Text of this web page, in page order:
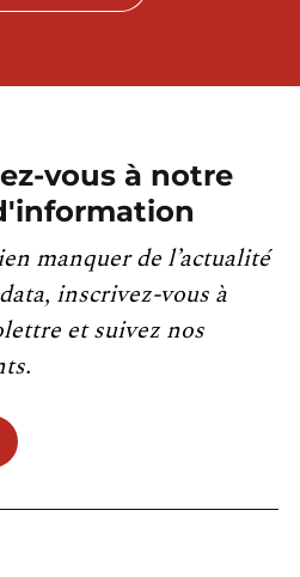
vous à notre
manquer de l’actualité
inscrivez-vous à
et suivez nos